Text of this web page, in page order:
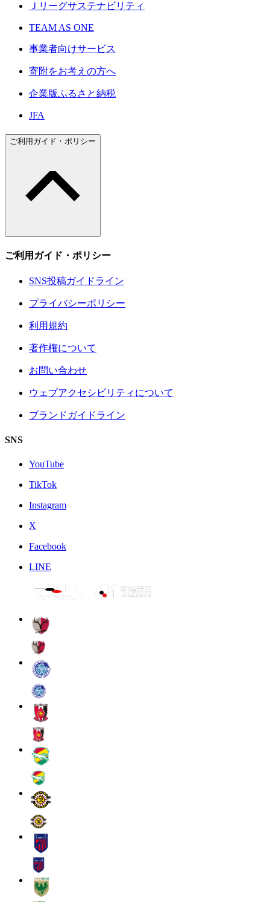
Ｊリーグサステナビリティ
TEAM AS ONE
事業者向けサービス
寄附をお考えの方へ
企業版ふるさと納税
JFA
ご利用ガイド・ポリシー
ご利用ガイド・ポリシー
SNS投稿ガイドライン
プライバシーポリシー
利用規約
著作権について
お問い合わせ
ウェブアクセシビリティについて
ブランドガイドライン
SNS
YouTube
TikTok
Instagram
X
Facebook
LINE